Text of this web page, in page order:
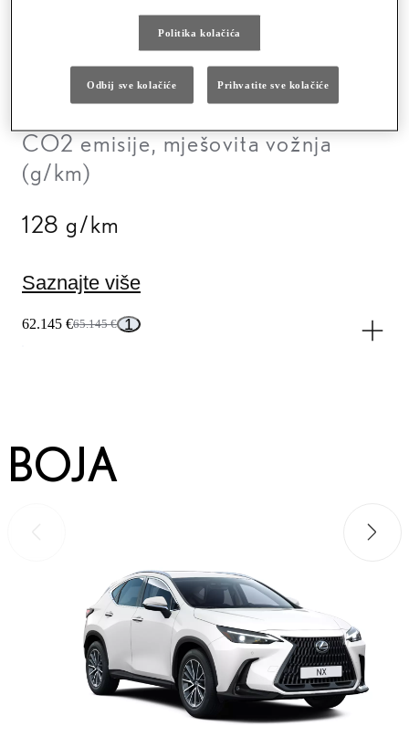
Mješovita vožnja (l/100 km)
5,7 l/100km
CO2 emisije, mješovita vožnja
(g/km)
128 g/km
Saznajte više
62.145 €65.145 € 1
BOJA
Politika kolačića
Odbij sve kolačiće Prihvatite sve kolačiće